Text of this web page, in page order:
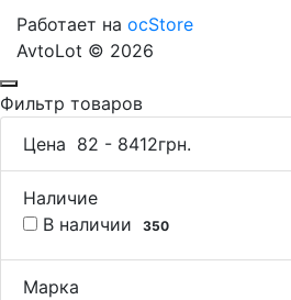
Работает на ocStore
AvtoLot © 2026
Фильтр товаров
Цена 82 - 8412грн.
Наличие
В наличии
350
Марка